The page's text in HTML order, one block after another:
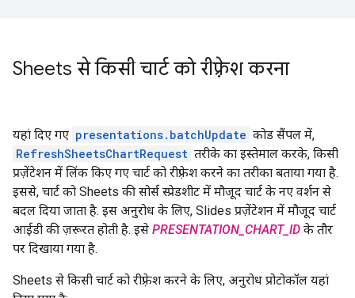
Sheets से किसी चार्ट को रीफ़्रेश करना
यहां दिए गए presentations.batchUpdate कोड सैंपल में,
RefreshSheetsChartRequest तरीके का इस्तेमाल करके, किसी
प्रज़ेंटेशन में लिंक किए गए चार्ट को रीफ़्रेश करने का तरीका बताया गया है.
इससे, चार्ट को Sheets की सोर्स स्प्रेडशीट में मौजूद चार्ट के नए वर्शन से
बदल दिया जाता है. इस अनुरोध के लिए, Slides प्रज़ेंटेशन में मौजूद चार्ट
आईडी की ज़रूरत होती है. इसे PRESENTATION_CHART_ID के तौर
पर दिखाया गया है.
Sheets से किसी चार्ट को रीफ़्रेश करने के लिए, अनुरोध प्रोटोकॉल यहां